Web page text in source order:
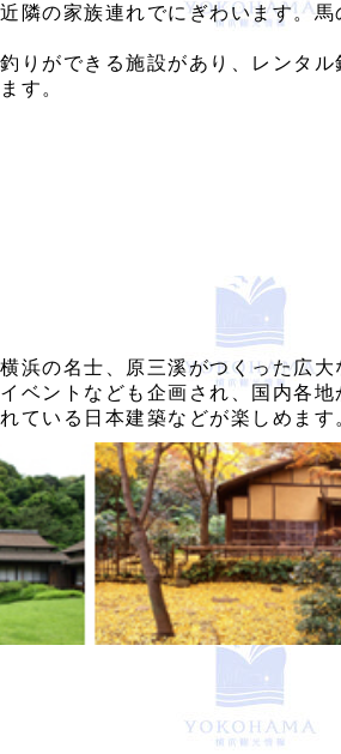
隣の家族連れでにぎわいます。
りができる施設があり、レンタ
す。
浜の名士、原三溪がつくった広
ベントなども企画され、国内各
ている日本建築などが楽しめます